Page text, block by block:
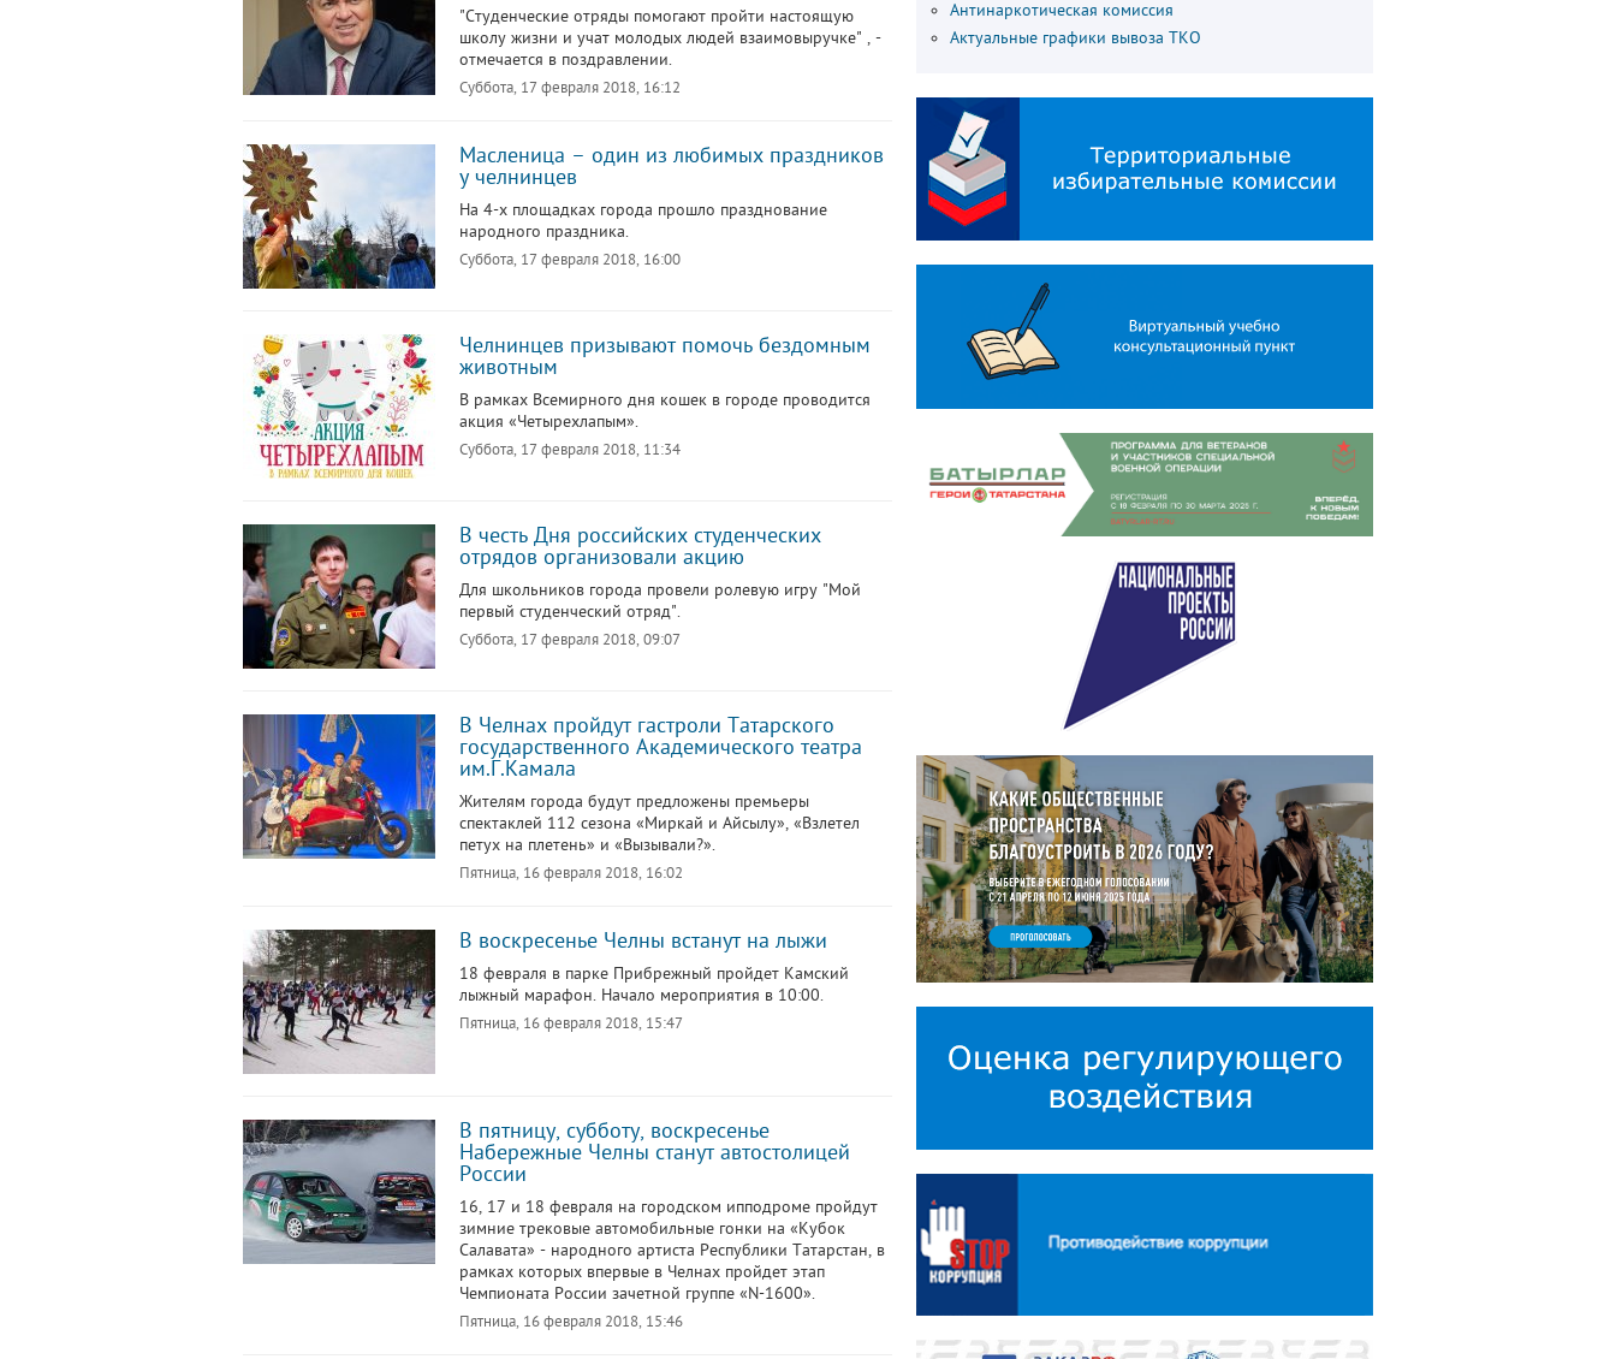
"Студенческие отряды помогают пройти настоящую
школу жизни и учат молодых людей взаимовыручке" , -
отмечается в поздравлении.
Суббота, 17 февраля 2018, 16:12
Масленица – один из любимых праздников
у челнинцев
На 4-х площадках города прошло празднование
народного праздника.
Суббота, 17 февраля 2018, 16:00
Челнинцев призывают помочь бездомным
животным
В рамках Всемирного дня кошек в городе проводится
акция «Четырехлапым».
Суббота, 17 февраля 2018, 11:34
В честь Дня российских студенческих
отрядов организовали акцию
Для школьников города провели ролевую игру "Мой
первый студенческий отряд".
Суббота, 17 февраля 2018, 09:07
В Челнах пройдут гастроли Татарского
государственного Академического театра
им.Г.Камала
Жителям города будут предложены премьеры
спектаклей 112 сезона «Миркай и Айсылу», «Взлетел
петух на плетень» и «Вызывали?».
Пятница, 16 февраля 2018, 16:02
В воскресенье Челны встанут на лыжи
18 февраля в парке Прибрежный пройдет Камский
лыжный марафон. Начало мероприятия в 10:00.
Пятница, 16 февраля 2018, 15:47
В пятницу, субботу, воскресенье
Набережные Челны станут автостолицей
России
16, 17 и 18 февраля на городском ипподроме пройдут
зимние трековые автомобильные гонки на «Кубок
Салавата» - народного артиста Республики Татарстан, в
рамках которых впервые в Челнах пройдет этап
Чемпионата России зачетной группе «N-1600».
Пятница, 16 февраля 2018, 15:46
Антинаркотическая комиссия
Актуальные графики вывоза ТКО